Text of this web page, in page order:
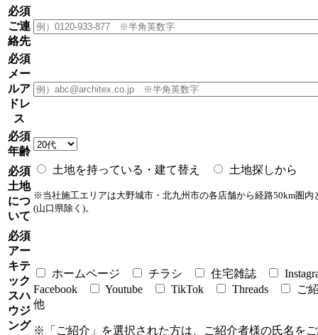
必須
ご連
絡先
必須
メー
ルア
ドレ
ス
必須
年齢
必須
土地
につ
いて
土地を持っている・建て替え 土地探しから
※当社施工エリアは大野城市・北九州市の各店舗から経路50km圏内
(山口県除く)。
必須
アー
キテ
ック
スハ
ウジ
ング
ホームページ チラシ 住宅雑誌
Facebook
Youtube TikTok Threads
ご
他
※「ご紹介」を選択された方は、ご紹介者様の氏名を